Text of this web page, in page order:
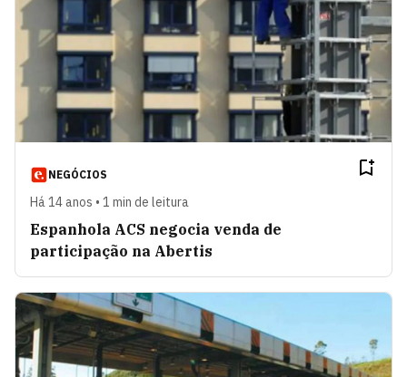
NEGÓCIOS
Há 14 anos • 1 min de leitura
Espanhola ACS negocia venda de
participação na Abertis